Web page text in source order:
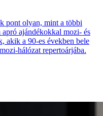
pont olyan, mint a többi
ajándékokkal mozi- és
akik a 90-es években bele
hálózat repertoárjába.